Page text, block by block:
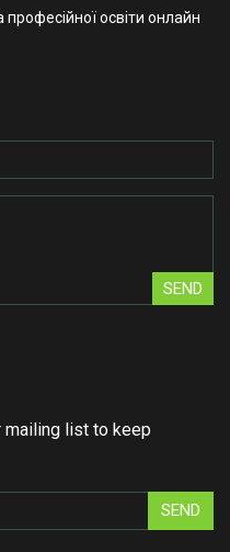
освіти онлайн
SEND
mailing list to keep
SEND